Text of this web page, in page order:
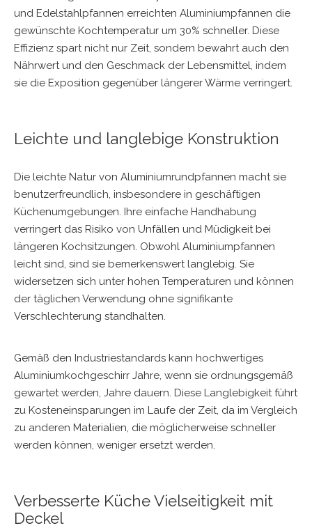
und Edelstahlpfannen erreichten Aluminiumpfannen die
gewünschte Kochtemperatur um 30% schneller. Diese
Effizienz spart nicht nur Zeit, sondern bewahrt auch den
Nährwert und den Geschmack der Lebensmittel, indem
sie die Exposition gegenüber längerer Wärme verringert.
Leichte und langlebige Konstruktion
Die leichte Natur von Aluminiumrundpfannen macht sie
benutzerfreundlich, insbesondere in geschäftigen
Küchenumgebungen. Ihre einfache Handhabung
verringert das Risiko von Unfällen und Müdigkeit bei
längeren Kochsitzungen. Obwohl Aluminiumpfannen
leicht sind, sind sie bemerkenswert langlebig. Sie
widersetzen sich unter hohen Temperaturen und können
der täglichen Verwendung ohne signifikante
Verschlechterung standhalten.
Gemäß den Industriestandards kann hochwertiges
Aluminiumkochgeschirr Jahre, wenn sie ordnungsgemäß
gewartet werden, Jahre dauern. Diese Langlebigkeit führt
zu Kosteneinsparungen im Laufe der Zeit, da im Vergleich
zu anderen Materialien, die möglicherweise schneller
werden können, weniger ersetzt werden.
Verbesserte Küche Vielseitigkeit mit
Deckel